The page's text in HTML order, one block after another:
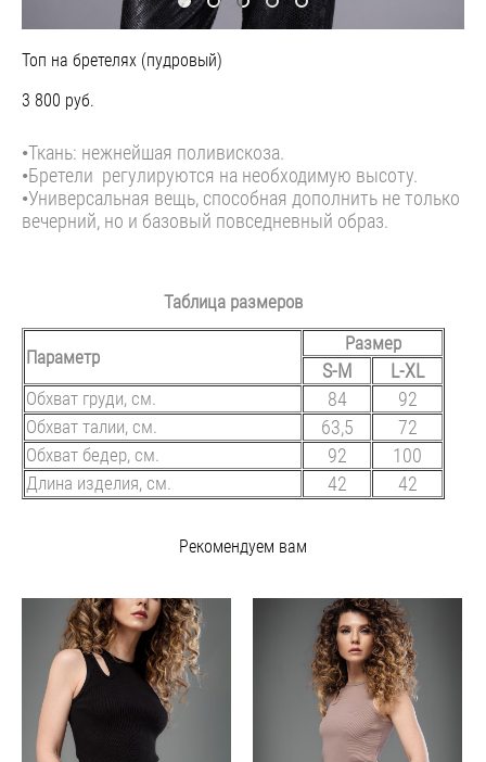
Топ на бретелях (пудровый)
3 800 pуб.
•Ткань: нежнейшая поливискоза.
•Бретели регулируются на необходимую высоту.
•Универсальная вещь, способная дополнить не только
вечерний, но и базовый повседневный образ.
Таблица размеров
Параметр
Размер
S-M L-XL
Обхват груди, см. 84 92
Обхват талии, см. 63,5 72
Обхват бедер, см. 92 100
Длина изделия, см. 42 42
Рекомендуем вам